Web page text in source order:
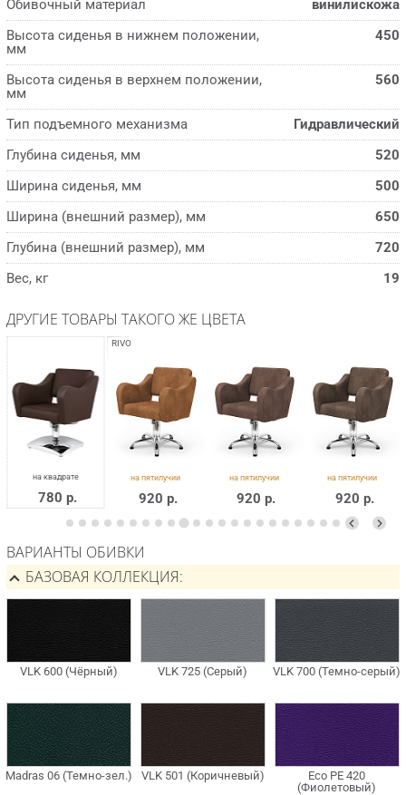
Обивочный материал
винилискожа
Высота сиденья в нижнем положении,
мм
450
Высота сиденья в верхнем положении,
мм
560
Тип подъемного механизма
Гидравлический
Глубина сиденья, мм
520
Ширина сиденья, мм
500
Ширина (внешний размер), мм
650
Глубина (внешний размер), мм
720
Вес, кг
19
ДРУГИЕ ТОВАРЫ ТАКОГО ЖЕ ЦВЕТА
780 р. 920 р. 920 р. 920 р.
ВАРИАНТЫ ОБИВКИ
БАЗОВАЯ КОЛЛЕКЦИЯ